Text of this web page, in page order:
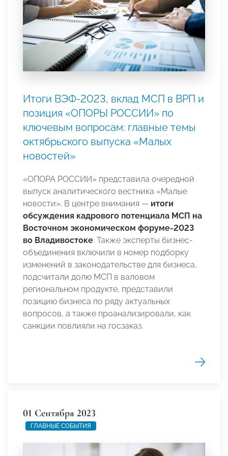
Итоги ВЭФ-2023, вклад МСП в ВРП и
позиция «ОПОРЫ РОССИИ» по
ключевым вопросам: главные темы
октябрьского выпуска «Малых
новостей»
«ОПОРА РОССИИ» представила очередной
выпуск аналитического вестника «Малые
новости». В центре внимания — итоги
обсуждения кадрового потенциала МСП на
Восточном экономическом форуме-2023
во Владивостоке. Также эксперты бизнес-
объединения включили в номер подборку
изменений в законодательстве для бизнеса,
подсчитали долю МСП в валовом
региональном продукте, представили
позицию бизнеса по ряду актуальных
вопросов, а также проанализировали, как
санкции повлияли на госзаказ.
01 Сентября 2023
ГЛАВНЫЕ СОБЫТИЯ